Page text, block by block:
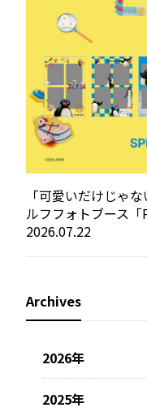
「可愛いだけじゃ
ルフフォトブース
2026.07.22
Archives
2026年
2025年